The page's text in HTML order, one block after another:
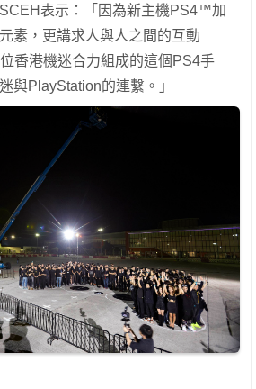
表示：「因為新主機PS4™加
素，更講求人與人之間的互動
香港機迷合力組成的這個PS4手
與PlayStation的連繫。」